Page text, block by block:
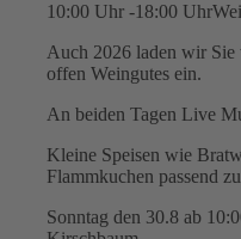
10:00 Uhr -18:00 Uhr
Auch 2026 laden wir Sie
offen Weingutes ein.
An beiden Tagen Live
Kleine Speisen wie
Flammkuchen passend
Sonntag den 30.8 ab